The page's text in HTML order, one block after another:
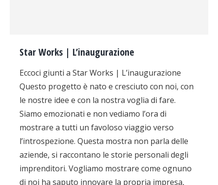
Star Works | L’inaugurazione
Eccoci giunti a Star Works | L’inaugurazione
Questo progetto è nato e cresciuto con noi, con
le nostre idee e con la nostra voglia di fare.
Siamo emozionati e non vediamo l’ora di
mostrare a tutti un favoloso viaggio verso
l’introspezione. Questa mostra non parla delle
aziende, si raccontano le storie personali degli
imprenditori. Vogliamo mostrare come ognuno
di noi ha saputo innovare la propria impresa,